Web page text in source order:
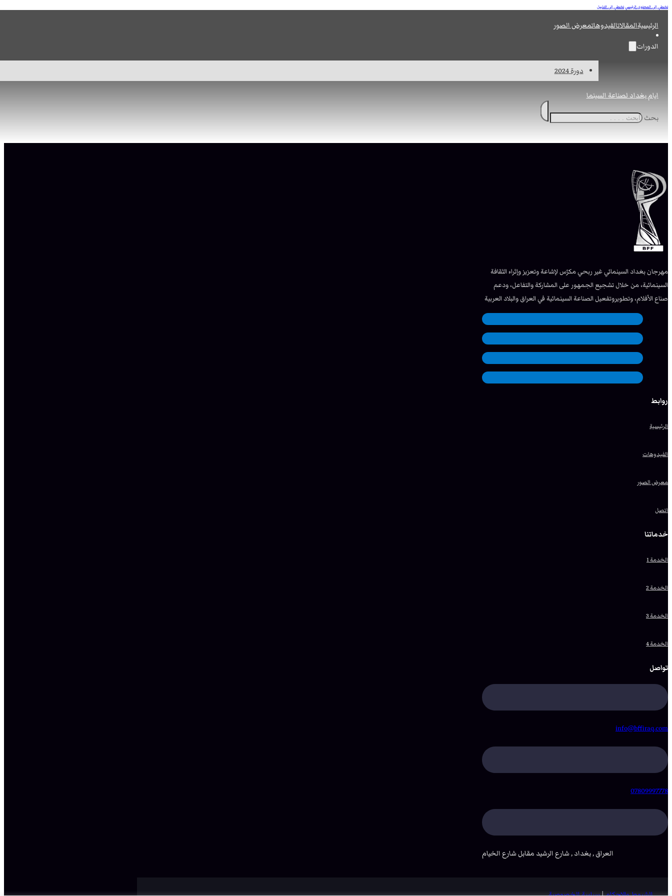
تخطي إلى المحتوى الرئيسيتخطي إلى التذييل
الرئيسيةالمقالاتالفيدوهاتمعرض الصور
الدورات
دورة 2024
ايام بغداد لصناعة السينما
بحث
مهرجان بغداد السينمائي غير ربحي مكرّس لإشاعة وتعزيز وإثراء الثقافة
السينمائية، من خلال تشجيع الجمهور على المشاركة والتفاعل، ودعم
صناع الأفلام، وتطويروتفعيل الصناعة السينمائية في العراق والبلاد العربية
روابط
الرئيسية
الفيدوهات
معرض الصور
اتصل
خدماتنا
الخدمة 1
الخدمة 2
الخدمة 3
الخدمة 4
تواصل
info@bffiraq.com
07809997778
العراق , بغداد , شارع الرشيد مقابل شارع الخيام